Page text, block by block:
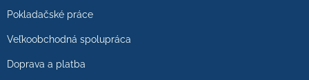
Pokladačské práce
Veľkoobchodná spolupráca
Doprava a platba